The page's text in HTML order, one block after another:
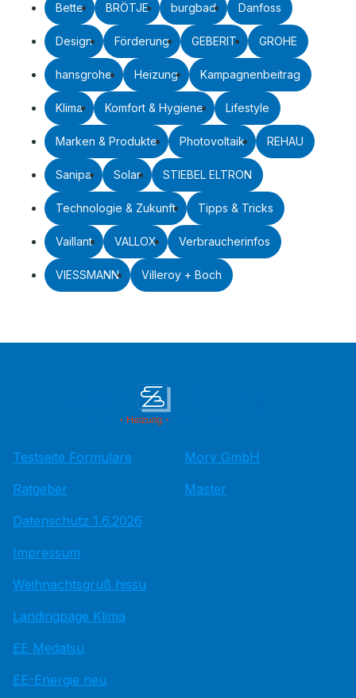
Bette BRÖTJE burgbad Danfoss
Design Förderung GEBERIT GROHE
hansgrohe Heizung Kampagnenbeitrag
Klima Komfort & Hygiene Lifestyle
Marken & Produkte Photovoltaik REHAU
Sanipa Solar STIEBEL ELTRON
Technologie & Zukunft Tipps & Tricks
Vaillant VALLOX Verbraucherinfos
VIESSMANN Villeroy + Boch
Testseite Formulare
Ratgeber
Datenschutz 1.6.2026
Impressum
Weihnachtsgruß hissu
Landingpage Klima
EE Medatsu
EE-Energie neu
Mory GmbH
Master